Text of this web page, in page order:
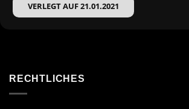
VERLEGT AUF 21.01.2021
RECHTLICHES